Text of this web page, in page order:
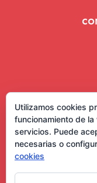
Utilizamos cookies
funcionamiento de
servicios. Puede
necesarias o
cookies